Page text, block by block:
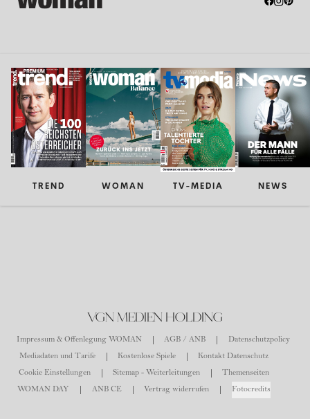
TREND WOMAN TV-MEDIA NEWS
VGN MEDIEN HOLDING
Impressum & Offenlegung WOMAN AGB / ANB
Datenschutzpolicy
Mediadaten und Tarife
Kostenlose Spiele
Kontakt Datenschutz
Cookie Einstellungen
Sitemap - Weiterleitungen
Themenseiten
WOMAN DAY
ANB CE Vertrag widerrufen Fotocredits